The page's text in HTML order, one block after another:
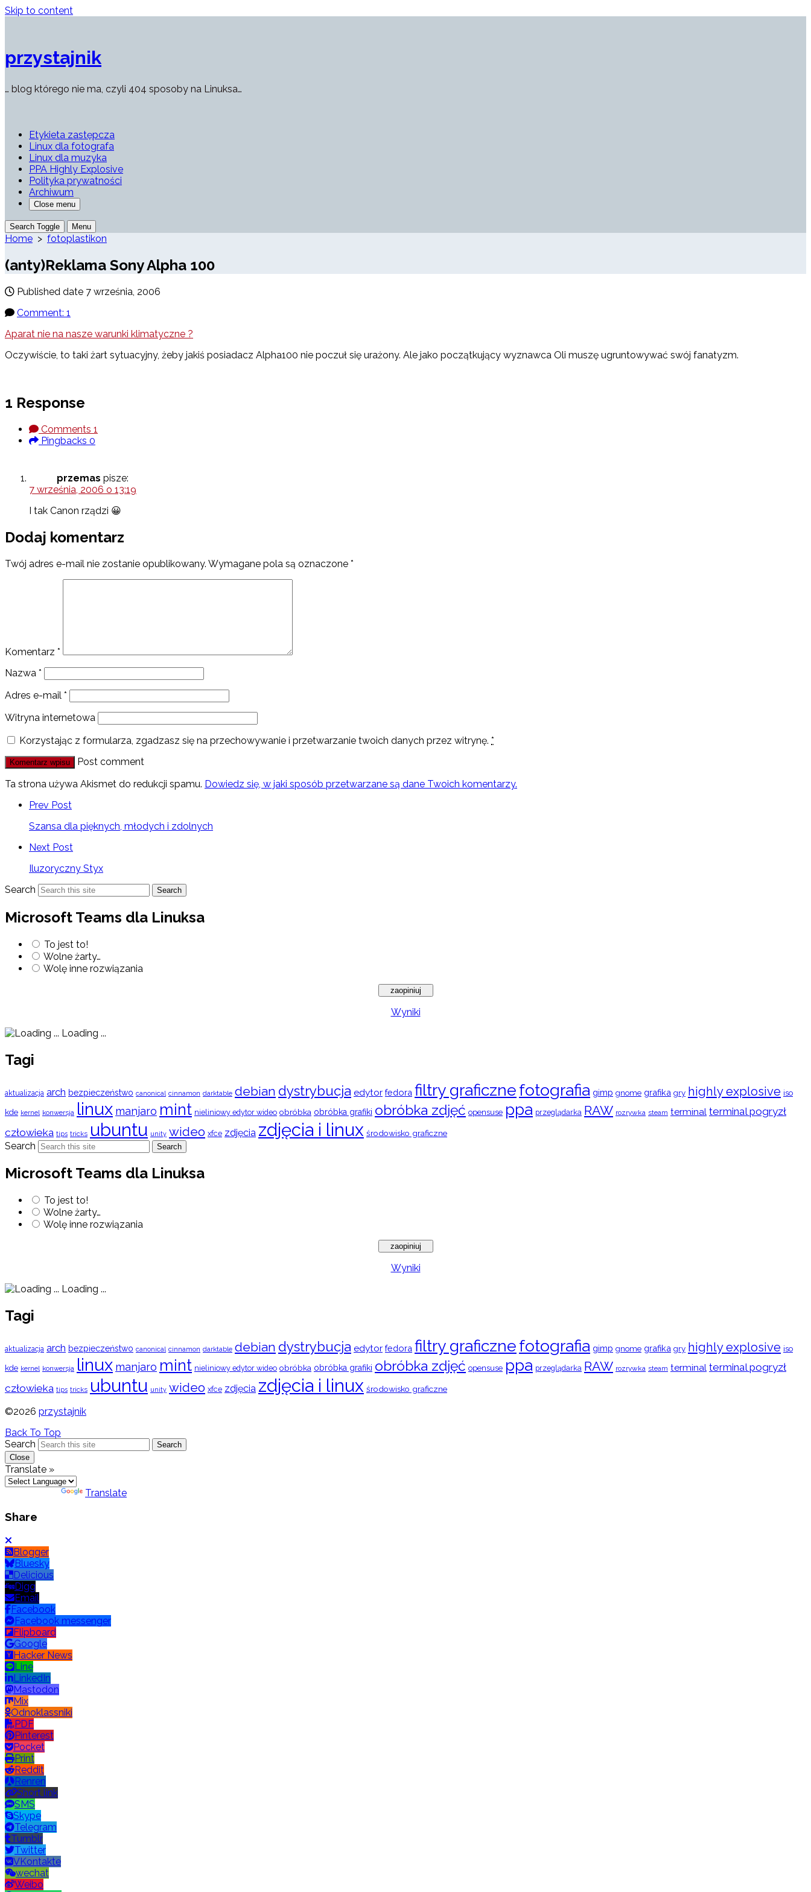
Skip to content
przystajnik
… blog którego nie ma, czyli 404 sposoby na Linuksa…
Etykieta zastępcza
Linux dla fotografa
Linux dla muzyka
PPA Highly Explosive
Polityka prywatności
Archiwum
Close menu
Search Toggle Menu
Home > fotoplastikon
(anty)Reklama Sony Alpha 100
Published date 7 września, 2006
Comment: 1
Aparat nie na nasze warunki klimatyczne ?
Oczywiście, to taki żart sytuacyjny, żeby jakiś posiadacz Alpha100 nie poczuł się urażony. Ale jako początkujący wyznawca Oli muszę ugruntowywać swój fanatyzm.
1 Response
Comments 1
Pingbacks 0
przemas pisze:
7 września, 2006 o 13:19
I tak Canon rządzi 😀
Dodaj komentarz
Twój adres e-mail nie zostanie opublikowany. Wymagane pola są oznaczone *
Komentarz *
Nazwa *
Adres e-mail *
Witryna internetowa
Korzystając z formularza, zgadzasz się na przechowywanie i przetwarzanie twoich danych przez witrynę. *
Post comment
Ta strona używa Akismet do redukcji spamu. Dowiedz się, w jaki sposób przetwarzane są dane Twoich komentarzy.
Prev Post
Szansa dla pięknych, młodych i zdolnych
Next Post
Iluzoryczny Styx
Search
Search
Microsoft Teams dla Linuksa
To jest to!
Wolne żarty…
Wolę inne rozwiązania
Wyniki
Loading ...
Tagi
aktualizacja arch bezpieczeństwo canonical cinnamon darktable debian dystrybucja edytor fedora filtry graficznefotografia gimp gnome grafika gry highly explosive iso
kde kernel konwersja linux manjaro mint nieliniowy edytor wideo obróbka obróbka grafiki obróbka zdjęć opensuse ppa przeglądarka RAW rozrywka steam terminal terminal pogryzł
człowieka tips tricks ubuntu unity wideo xfce zdjęcia zdjęcia i linux środowisko graficzne
Search Search
Microsoft Teams dla Linuksa
To jest to!
Wolne żarty…
Wolę inne rozwiązania
Wyniki
Loading ...
Tagi
aktualizacja arch bezpieczeństwo canonical cinnamon darktable debian dystrybucja edytor fedora filtry graficznefotografia gimp gnome grafika gry highly explosive iso
kde kernel konwersja linux manjaro mint nieliniowy edytor wideo obróbka obróbka grafiki obróbka zdjęć opensuse ppa przeglądarka RAW rozrywka steam terminal terminal pogryzł
człowieka tips tricks ubuntu unity wideo xfce zdjęcia zdjęcia i linux środowisko graficzne
©2026 przystajnik
Back To Top
Search
Search
Close
Translate »
Translate
Share
Blogger
Bluesky
Delicious
Digg
Email
Facebook
Facebook messenger
Flipboard
Google
Hacker News
Line
LinkedIn
Mastodon
Mix
Odnoklassniki
PDF
Pinterest
Pocket
Print
Reddit
Renren
Short link
SMS
Skype
Telegram
Tumblr
Twitter
VKontakte
wechat
Weibo